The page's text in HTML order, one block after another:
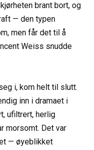
brant bort, og
— den typen
men får det til å
Weiss snudde
i, kom helt til slutt.
inn i dramaet i
ufiltrert, herlig
morsomt. Det var
— øyeblikket